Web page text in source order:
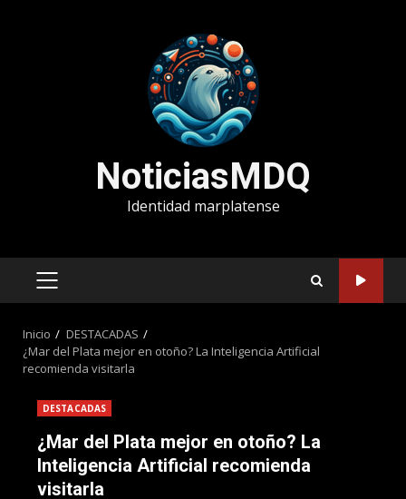
NoticiasMDQ
Identidad marplatense
MENÚ
Inicio
DESTACADAS
¿Mar del Plata mejor en otoño? La Inteligencia Artificial
recomienda visitarla
DESTACADAS
¿Mar del Plata mejor en otoño? La
Inteligencia Artificial recomienda
visitarla